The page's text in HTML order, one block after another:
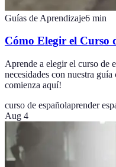
Guías de Aprendizaje6 min
Cómo Elegir el Curso
Aprende a elegir el curso de
necesidades con nuestra
comienza aquí!
curso de españolaprender
Aug 4